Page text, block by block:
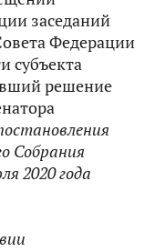
заседаний
Федерации
субъекта
решение
Собрания
2020 года